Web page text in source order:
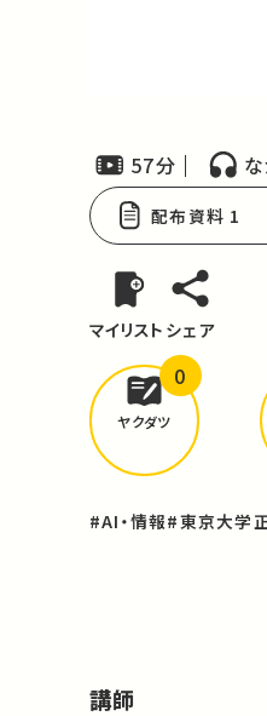
57分
配布資料 1
マイリスト シェア
どん
ヤクダツ
0
#AI・情報#東京大学
講師